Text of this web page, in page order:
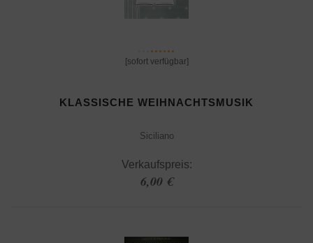
[sofort verfügbar]
KLASSISCHE WEIHNACHTSMUSIK
Siciliano
Verkaufspreis:
6,00 €